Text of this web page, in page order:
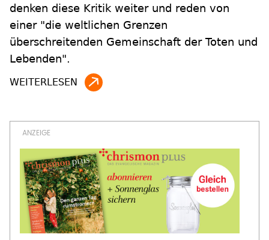
denken diese Kritik weiter und reden von
einer "die weltlichen Grenzen
überschreitenden Gemeinschaft der Toten und
Lebenden".